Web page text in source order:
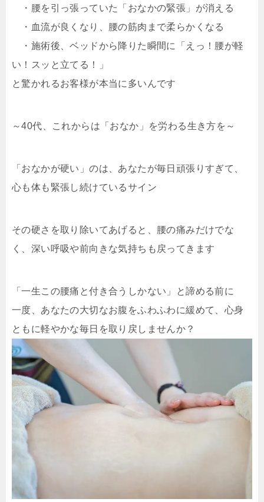
・腰を引っ張っていた「おなかの緊張」が消える
・血流が良くなり、腰の筋肉まで柔らかくなる
・施術後、ベッドから降りた瞬間に「えっ！腰が軽
い！スッと立てる！」
と驚かれるお客様が本当に多いんです
～40代、これからは「おなか」を労わる生き方を～
「おなかが硬い」のは、あなたが毎日頑張りすぎて、
心も体も緊張し続けているサイン
その硬さを取り除いてあげると、腰の痛みだけでな
く、深い呼吸や前向きな気持ちも戻ってきます
「一生この腰痛と付き合うしかない」と諦める前に
一度、あなたの大切なお腹をふわふわに緩めて、心身
ともに軽やかな毎日を取り戻しませんか？